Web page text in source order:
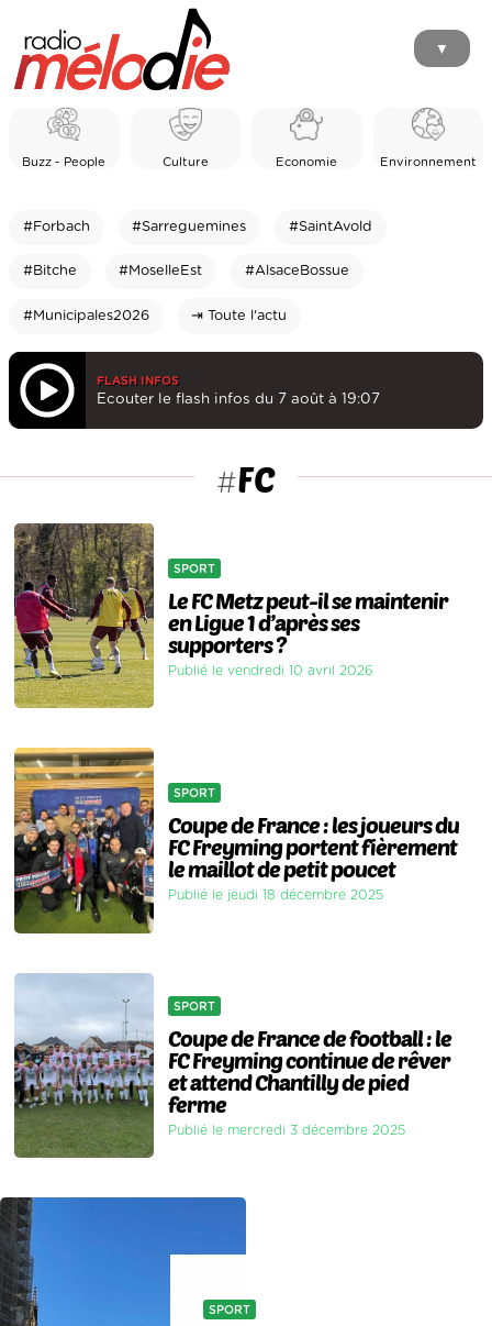
▼
Buzz - People Culture Economie Environnement
#Forbach #Sarreguemines #SaintAvold
#Bitche #MoselleEst #AlsaceBossue
#Municipales2026 ⇥ Toute l'actu
FLASH INFOS
Ecouter le flash infos du 7 août à 19:07
#FC
SPORT
Le FC Metz peut-il se maintenir
en Ligue 1 d’après ses
supporters ?
Publié le vendredi 10 avril 2026
SPORT
Coupe de France : les joueurs du
FC Freyming portent fièrement
le maillot de petit poucet
Publié le jeudi 18 décembre 2025
SPORT
Coupe de France de football : le
FC Freyming continue de rêver
et attend Chantilly de pied
ferme
Publié le mercredi 3 décembre 2025
SPORT